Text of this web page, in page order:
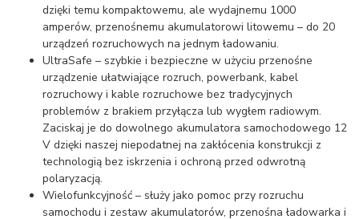
dzięki temu kompaktowemu, ale wydajnemu 1000
amperów, przenośnemu akumulatorowi litowemu – do 20
urządzeń rozruchowych na jednym ładowaniu.
UltraSafe – szybkie i bezpieczne w użyciu przenośne
urządzenie ułatwiające rozruch, powerbank, kabel
rozruchowy i kable rozruchowe bez tradycyjnych
problemów z brakiem przyłącza lub wygłem radiowym.
Zaciskaj je do dowolnego akumulatora samochodowego 12
V dzięki naszej niepodatnej na zakłócenia konstrukcji z
technologią bez iskrzenia i ochroną przed odwrotną
polaryzacją.
Wielofunkcyjność – służy jako pomoc przy rozruchu
samochodu i zestaw akumulatorów, przenośna ładowarka i